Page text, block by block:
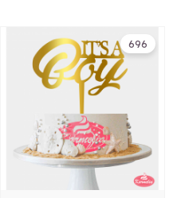
696